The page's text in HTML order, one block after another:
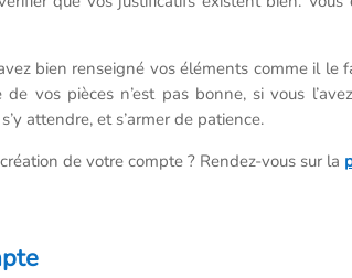
bien renseigné vos éléments comme il
de vos pièces n’est pas bonne, si vous
attendre, et s’armer de patience.
de votre compte ? Rendez-vous sur la